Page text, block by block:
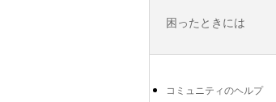
困ったときには
コミュニティのヘルプ